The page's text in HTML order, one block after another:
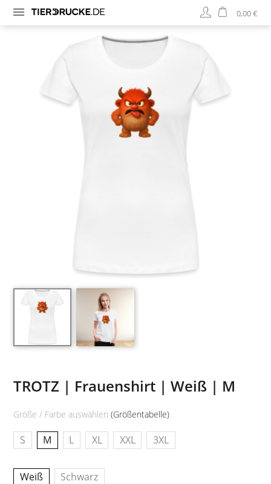
0,00 €
TROTZ | Frauenshirt | Weiß | M
Größe / Farbe auswählen(Größentabelle)
S M L XL XXL 3XL
Weiß Schwarz